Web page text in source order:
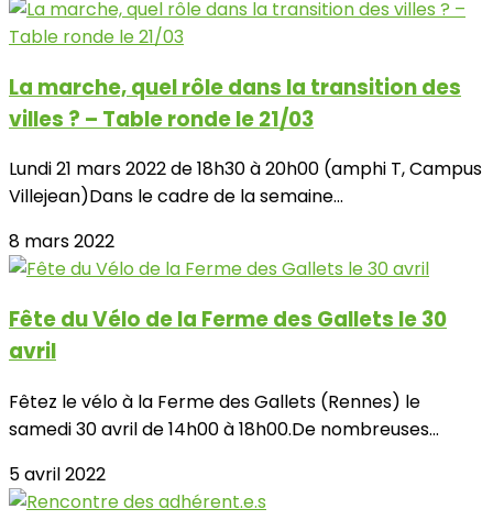
La marche, quel rôle dans la transition des
villes ? – Table ronde le 21/03
Lundi 21 mars 2022 de 18h30 à 20h00 (amphi T, Campus
Villejean)Dans le cadre de la semaine...
8 mars 2022
Fête du Vélo de la Ferme des Gallets le 30
avril
Fêtez le vélo à la Ferme des Gallets (Rennes) le
samedi 30 avril de 14h00 à 18h00.De nombreuses...
5 avril 2022